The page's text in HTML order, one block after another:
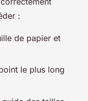
:
de papier et
le plus long